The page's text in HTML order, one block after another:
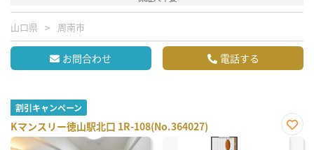
山口県 周南市
お問合わせ 電話する
割引キャンペーン
Kマンスリー徳山駅北口 1R-108(No.364027)
お気